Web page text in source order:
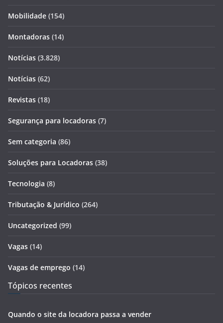
Mobilidade (154)
Montadoras (14)
Notícias (3.828)
Notícias (62)
Revistas (18)
Segurança para locadoras (7)
Sem categoria (86)
Soluções para Locadoras (38)
Tecnologia (8)
Tributação & Jurídico (264)
Uncategorized (99)
Vagas (14)
Vagas de emprego (14)
Tópicos recentes
Quando o site da locadora passa a vender